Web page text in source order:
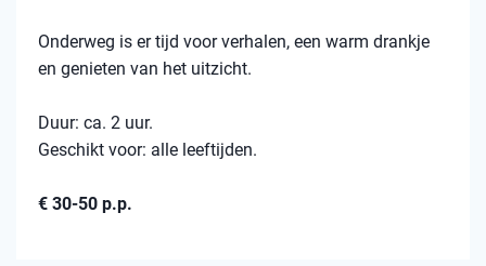
Onderweg is er tijd voor verhalen, een warm drankje
en genieten van het uitzicht.
Duur: ca. 2 uur.
Geschikt voor: alle leeftijden.
€ 30-50 p.p.